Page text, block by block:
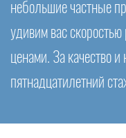
небольшие частные
удивим вас
ценами. За качество
пятнадцатилетний